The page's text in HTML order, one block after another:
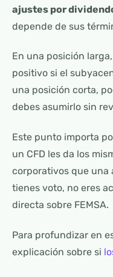
ajustes por
depende de sus
En una posición
positivo si el
una posición corta,
debes asumirlo sin
Este punto importa
un CFD les da los
corporativos que una
tienes voto, no eres
directa sobre FEMSA.
Para profundizar en
explicación sobre si